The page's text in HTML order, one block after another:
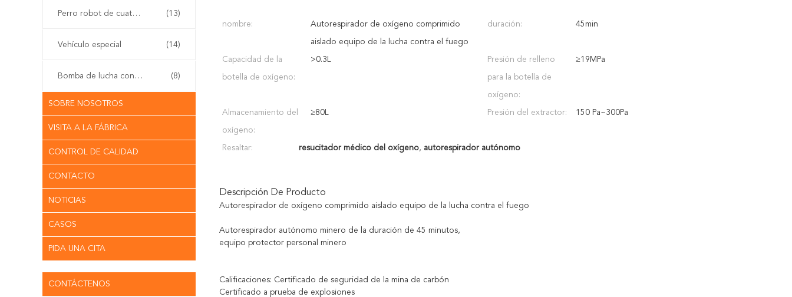
Perro robot de cuatro patas (13)
Vehículo especial (14)
Bomba de lucha contra el fuego (8)
SOBRE NOSOTROS
VISITA A LA FÁBRICA
CONTROL DE CALIDAD
CONTACTO
NOTICIAS
CASOS
PIDA UNA CITA
CONTÁCTENOS
nombre: Autorespirador de oxígeno comprimido
aislado equipo de la lucha contra el fuego
duración: 45min
Capacidad de la
botella de oxígeno:
>0.3L Presión de relleno
para la botella de
oxígeno:
≥19MPa
Almacenamiento del
oxígeno:
≥80L Presión del extractor: 150 Pa~300Pa
Resaltar: resucitador médico del oxígeno, autorespirador autónomo
Descripción De Producto
Autorespirador de oxígeno comprimido aislado equipo de la lucha contra el fuego
Autorespirador autónomo minero de la duración de 45 minutos,
equipo protector personal minero
Calificaciones: Certificado de seguridad de la mina de carbón
Certificado a prueba de explosiones